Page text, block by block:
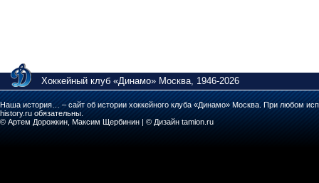
Хоккейный клуб «Динамо» Москва, 1946-2026
Наша история… – сайт об истории хоккейного клуба «Динамо» Москва. При любом
history.ru обязательны.
© Артем Дорожкин, Максим Щербинин | © Дизайн tamion.ru